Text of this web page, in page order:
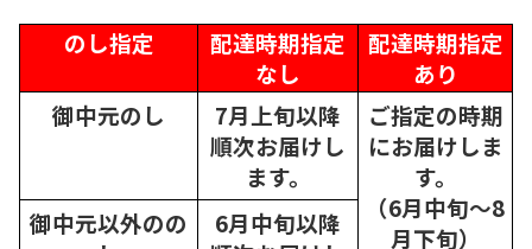
のし指定
配達時期指定
なし
配達時期指定
あり
御中元のし
7月上旬以降
順次お届けし
ます。
ご指定の時期
にお届けしま
す。
（6月中旬～8
月下旬）
御中元以外のの
6月中旬以降